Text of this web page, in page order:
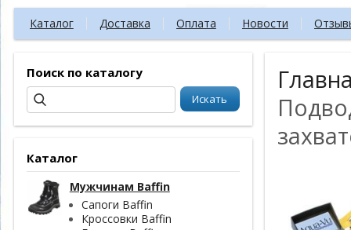
Каталог Доставка Оплата Новости
Поиск по каталогу
Каталог
Мужчинам Baffin
Сапоги Baffin
Кроссовки Baffin